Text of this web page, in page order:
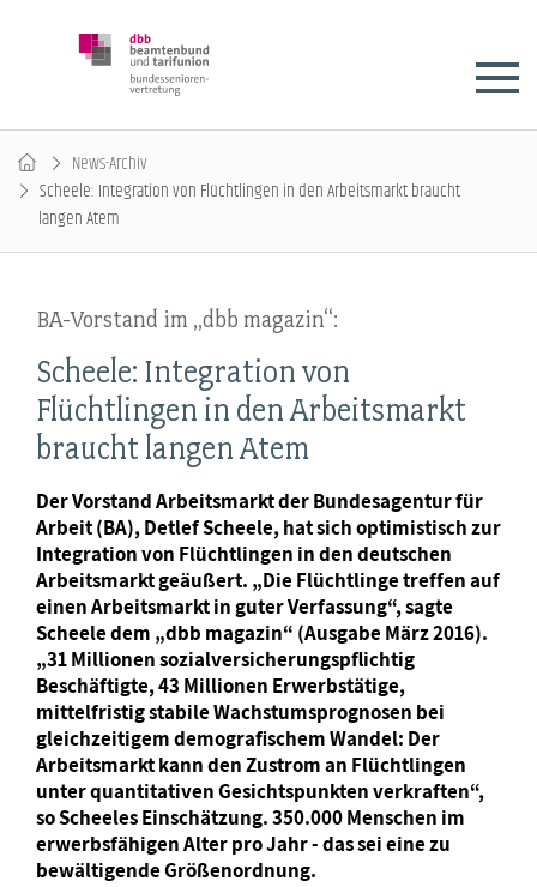
News-Archiv
Scheele: Integration von Flüchtlingen in den Arbeitsmarkt braucht
langen Atem
BA-Vorstand im „dbb magazin“:
Scheele: Integration von
Flüchtlingen in den Arbeitsmarkt
braucht langen Atem
Der Vorstand Arbeitsmarkt der Bundesagentur für
Arbeit (BA), Detlef Scheele, hat sich optimistisch zur
Integration von Flüchtlingen in den deutschen
Arbeitsmarkt geäußert. „Die Flüchtlinge treffen auf
einen Arbeitsmarkt in guter Verfassung“, sagte
Scheele dem „dbb magazin“ (Ausgabe März 2016).
„31 Millionen sozialversicherungspflichtig
Beschäftigte, 43 Millionen Erwerbstätige,
mittelfristig stabile Wachstumsprognosen bei
gleichzeitigem demografischem Wandel: Der
Arbeitsmarkt kann den Zustrom an Flüchtlingen
unter quantitativen Gesichtspunkten verkraften“,
so Scheeles Einschätzung. 350.000 Menschen im
erwerbsfähigen Alter pro Jahr - das sei eine zu
bewältigende Größenordnung.